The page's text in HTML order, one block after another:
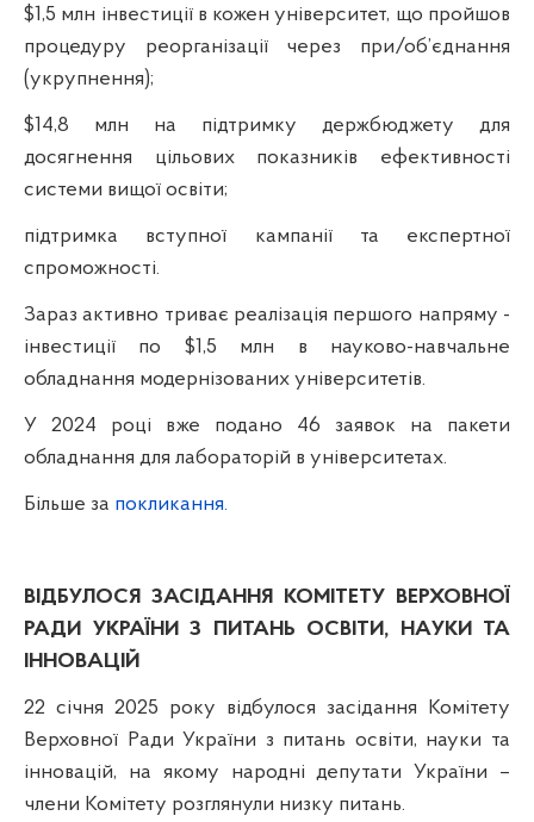
$1,5 млн інвестиції в кожен університет, що пройшов
процедуру реорганізації через при/об’єднання
(укрупнення);
$14,8 млн на підтримку держбюджету для
досягнення цільових показників ефективності
системи вищої освіти;
підтримка вступної кампанії та експертної
спроможності.
Зараз активно триває реалізація першого напряму -
інвестиції по $1,5 млн в науково-навчальне
обладнання модернізованих університетів.
У 2024 році вже подано 46 заявок на пакети
обладнання для лабораторій в університетах.
Більше за покликання.
ВІДБУЛОСЯ ЗАСІДАННЯ КОМІТЕТУ
ВЕРХОВНОЇ
РАДИ УКРАЇНИ З ПИТАНЬ ОСВІТИ, НАУКИ ТА
ІННОВАЦІЙ
22 січня 2025 року відбулося засідання Комітету
Верховної Ради України з питань освіти, науки та
інновацій, на якому народні депутати України –
члени Комітету розглянули низку питань.